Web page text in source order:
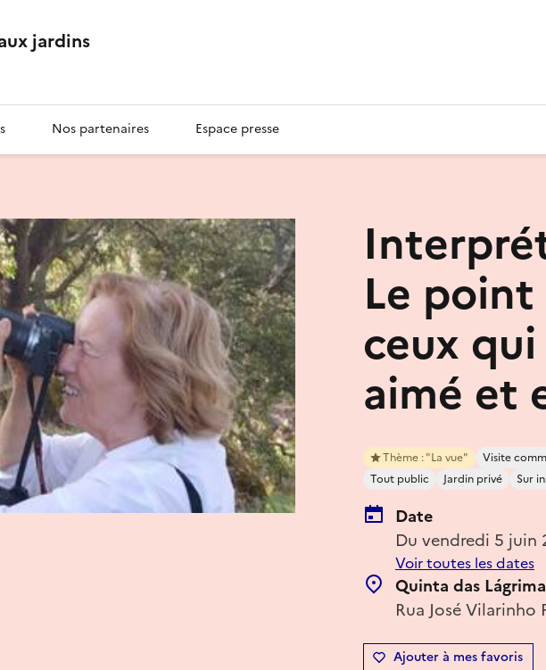
jardins
Nos partenaires Espace presse
Le
ceux
aimé et
Thème : "La vue" Visite
Tout public
Jardin privé Sur
Date
Du vendredi 5 juin
Voir toutes les dates
Quinta das
Rua José
Ajouter à mes favoris